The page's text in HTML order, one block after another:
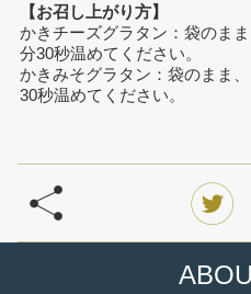
【お召し上がり方】
かきチーズグラタン：袋のま
分30秒温めてください。
かきみそグラタン：袋のまま
30秒温めてください。